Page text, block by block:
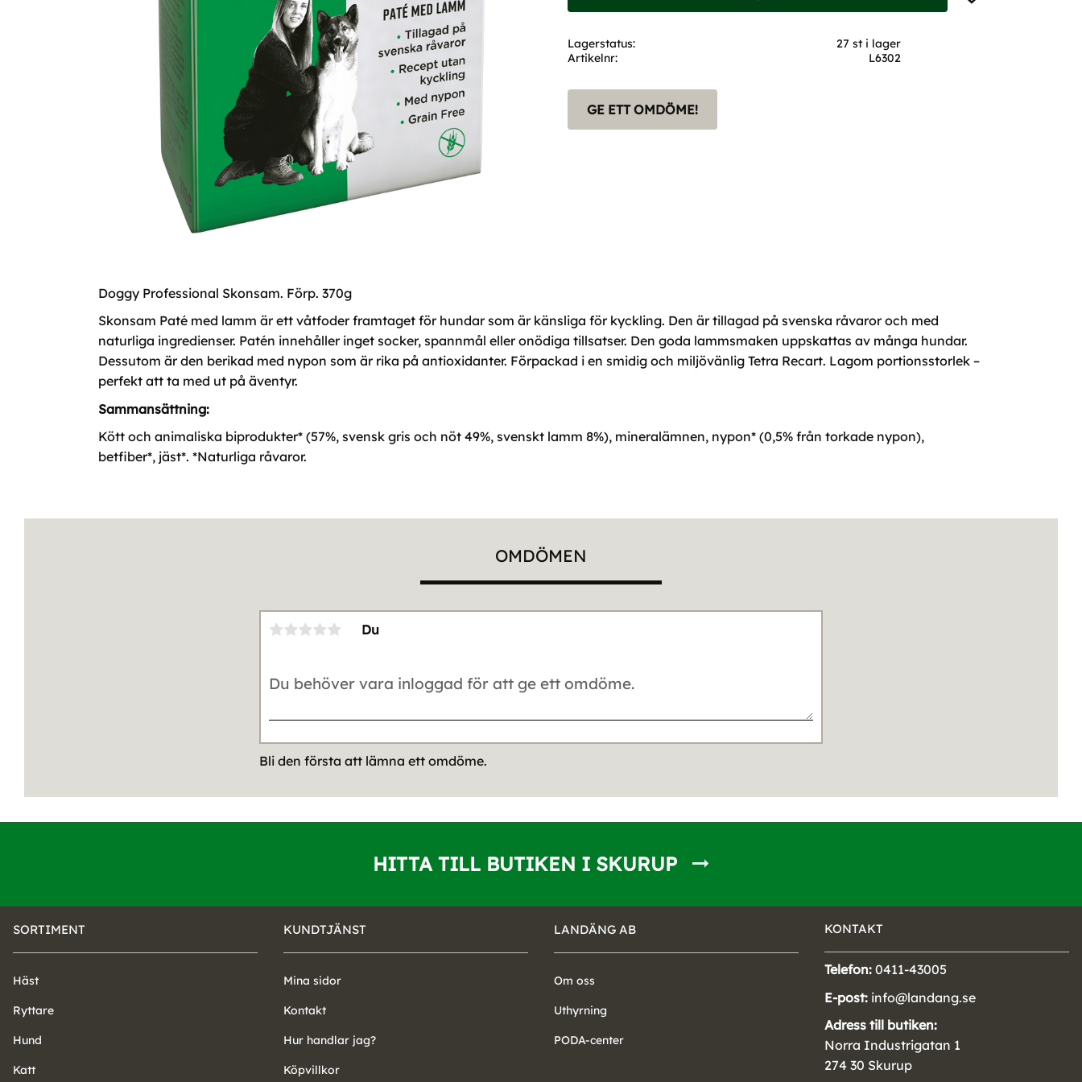
Lagerstatus
27 st i lager
Artikelnr
L6302
GE ETT OMDÖME!
Doggy Professional Skonsam. Förp. 370g
Skonsam Paté med lamm är ett våtfoder framtaget för hundar som är känsliga för kyckling. Den är tillagad på svenska råvaror och med
naturliga ingredienser. Patén innehåller inget socker, spannmål eller onödiga tillsatser. Den goda lammsmaken uppskattas av många hundar.
Dessutom är den berikad med nypon som är rika på antioxidanter. Förpackad i en smidig och miljövänlig Tetra Recart. Lagom portionsstorlek –
perfekt att ta med ut på äventyr.
Sammansättning:
Kött och animaliska biprodukter* (57%, svensk gris och nöt 49%, svenskt lamm 8%), mineralämnen, nypon* (0,5% från torkade nypon),
betfiber*, jäst*. *Naturliga råvaror.
OMDÖMEN
Du
Bli den första att lämna ett omdöme.
HITTA TILL BUTIKEN I SKURUP
SORTIMENT
Häst
Ryttare
Hund
Katt
KUNDTJÄNST
Mina sidor
Kontakt
Hur handlar jag?
Köpvillkor
LANDÄNG AB
Om oss
Uthyrning
PODA-center
KONTAKT
Telefon: 0411-43005
E-post: info@landang.se
Adress till butiken:
Norra Industrigatan 1
274 30 Skurup